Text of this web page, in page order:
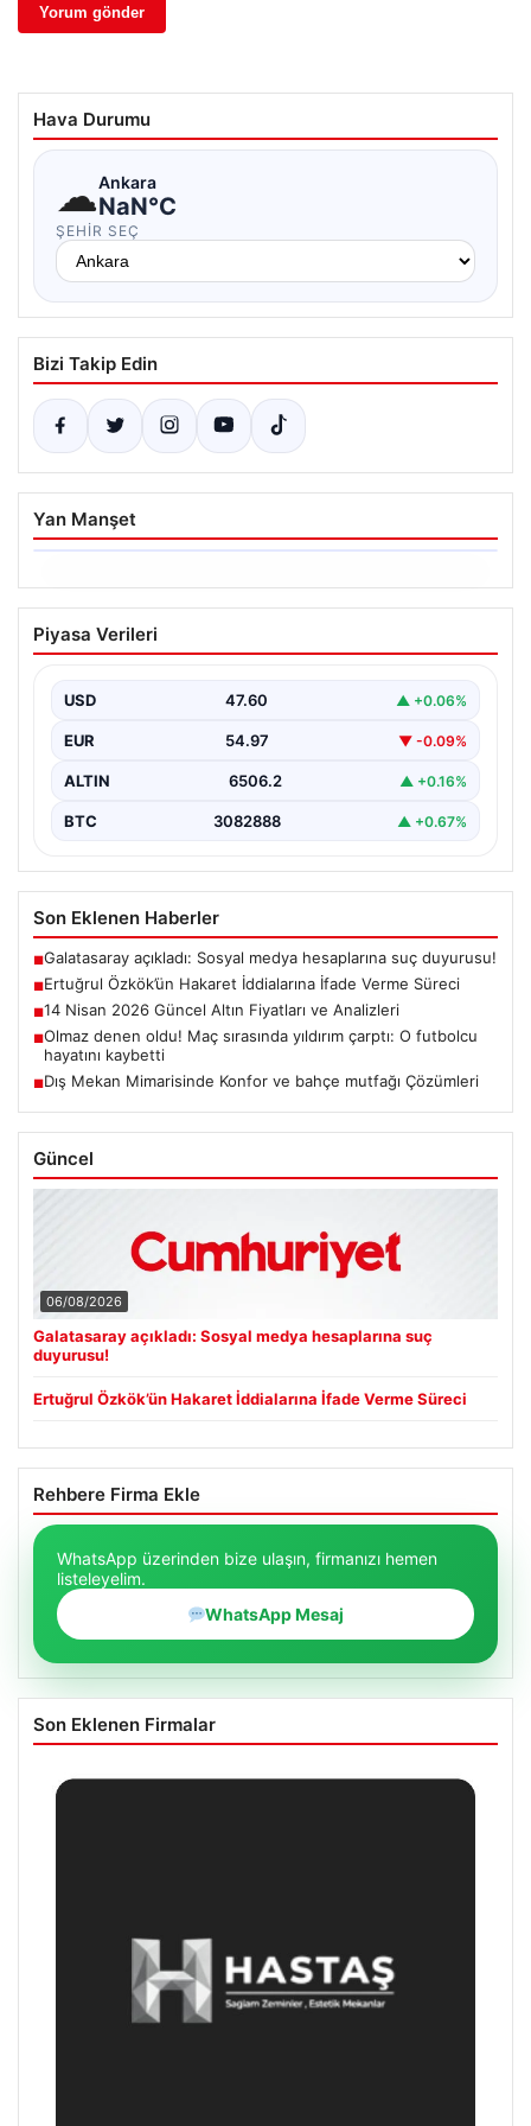
Hava Durumu
☁Ankara
NaN°C
ŞEHIR SEÇ
Bizi Takip Edin
Yan Manşet
06.08.2026
Ertuğrul Özkök’ün Hakaret İddialarına
İfade Verme Süreci
Cumhurbaşkanına hakaret iddialarıyla yürütülen
soruşturma kapsamında İstanbul Adalet…
Piyasa Verileri
USD 47.60 ▲ +0.06%
EUR 54.97 ▼ -0.09%
ALTIN 6506.2 ▲ +0.16%
BTC 3082888 ▲ +0.67%
Son Eklenen Haberler
■Galatasaray açıkladı: Sosyal medya hesaplarına suç duyurusu!
■Ertuğrul Özkök’ün Hakaret İddialarına İfade Verme Süreci
■14 Nisan 2026 Güncel Altın Fiyatları ve Analizleri
■Olmaz denen oldu! Maç sırasında yıldırım çarptı: O futbolcu
hayatını kaybetti
■Dış Mekan Mimarisinde Konfor ve bahçe mutfağı Çözümleri
Güncel
06/08/2026
Galatasaray açıkladı: Sosyal medya hesaplarına suç
duyurusu!
Ertuğrul Özkök’ün Hakaret İddialarına İfade Verme Süreci
Rehbere Firma Ekle
WhatsApp üzerinden bize ulaşın, firmanızı hemen
listeleyelim.
WhatsApp Mesaj
Son Eklenen Firmalar